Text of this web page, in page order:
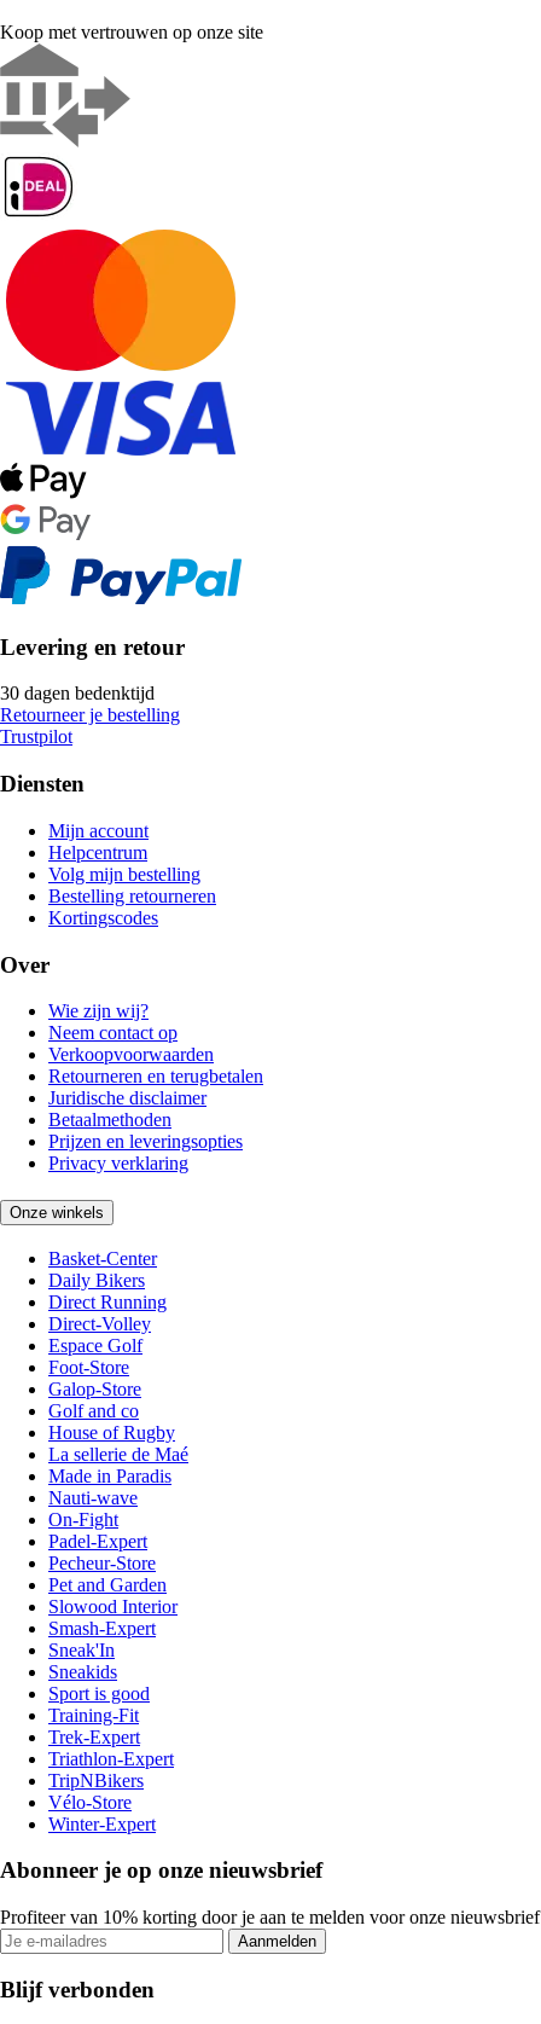
Koop met vertrouwen op onze site
Levering en retour
30 dagen bedenktijd
Retourneer je bestelling
Trustpilot
Diensten
Mijn account
Helpcentrum
Volg mijn bestelling
Bestelling retourneren
Kortingscodes
Over
Wie zijn wij?
Neem contact op
Verkoopvoorwaarden
Retourneren en terugbetalen
Juridische disclaimer
Betaalmethoden
Prijzen en leveringsopties
Privacy verklaring
Onze winkels
Basket-Center
Daily Bikers
Direct Running
Direct-Volley
Espace Golf
Foot-Store
Galop-Store
Golf and co
House of Rugby
La sellerie de Maé
Made in Paradis
Nauti-wave
On-Fight
Padel-Expert
Pecheur-Store
Pet and Garden
Slowood Interior
Smash-Expert
Sneak'In
Sneakids
Sport is good
Training-Fit
Trek-Expert
Triathlon-Expert
TripNBikers
Vélo-Store
Winter-Expert
Abonneer je op onze nieuwsbrief
Profiteer van 10% korting door je aan te melden voor onze nieuwsbrief
Aanmelden
Blijf verbonden